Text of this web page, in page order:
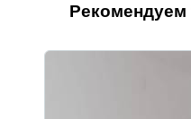
Рекомендуем